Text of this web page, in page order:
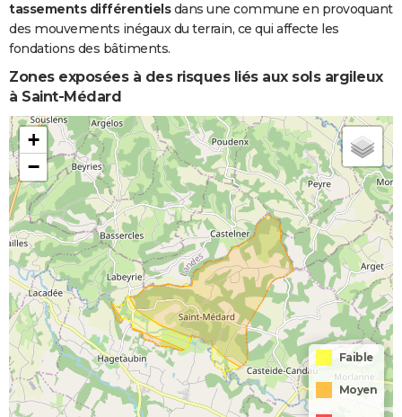
tassements différentielsdans une commune en provoquant
des mouvements inégaux du terrain, ce qui affecte les
fondations des bâtiments.
Zones exposées à des risques liés aux sols argileux
à Saint-Médard
+
−
Faible
Moyen